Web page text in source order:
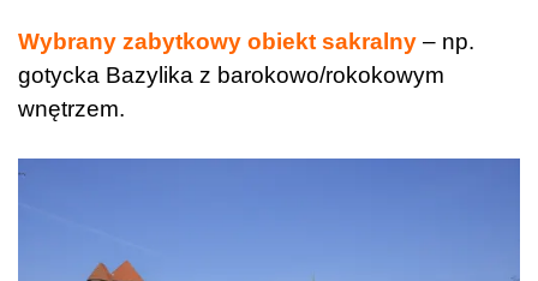
Wybrany zabytkowy obiekt sakralny – np.
gotycka Bazylika z barokowo/rokokowym
wnętrzem.